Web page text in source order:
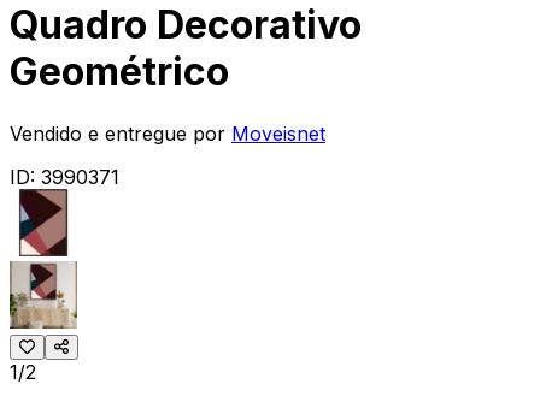
Quadro Decorativo
Geométrico
Vendido e entregue por Moveisnet
ID: 3990371
1/2